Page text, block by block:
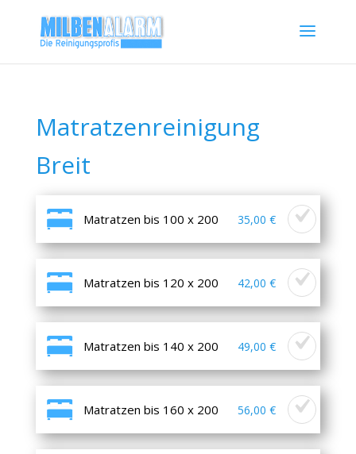
Matratzenreinigung
Breit
Matratzen bis 100 x 200 35,00 €
Matratzen bis 120 x 200 42,00 €
Matratzen bis 140 x 200 49,00 €
Matratzen bis 160 x 200 56,00 €